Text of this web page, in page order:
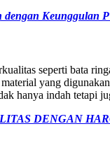
dengan Keunggulan
seperti bata
yang
hanya indah tetapi
DENGAN